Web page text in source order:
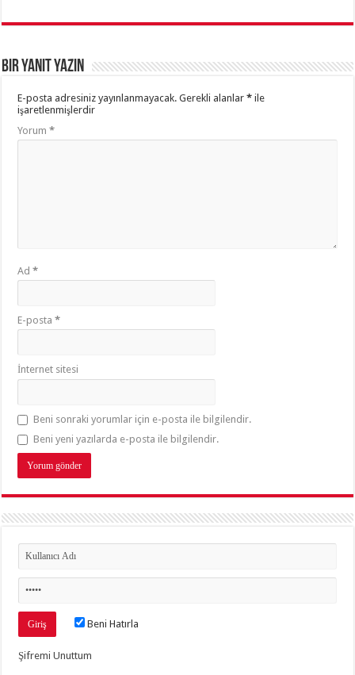
Bir yanıt yazın
E-posta adresiniz yayınlanmayacak. Gerekli alanlar* ile
işaretlenmişlerdir
Yorum*
Ad*
E-posta*
İnternet sitesi
Beni sonraki yorumlar için e-posta ile bilgilendir.
Beni yeni yazılarda e-posta ile bilgilendir.
Beni Hatırla
Şifremi Unuttum